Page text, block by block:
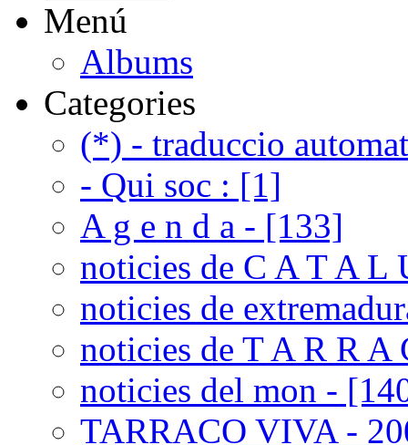
Menú
Albums
Categories
(*) - traduccio
- Qui soc : [1]
A g e n d a - [133]
noticies de C A T A L
noticies de
noticies de T A R R A
noticies del mon -
TARRACO VIVA -